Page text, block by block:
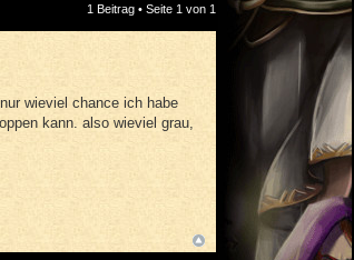
1 Beitrag • Seite 1 von 1
wieviel chance ich habe
kann. also wieviel grau,